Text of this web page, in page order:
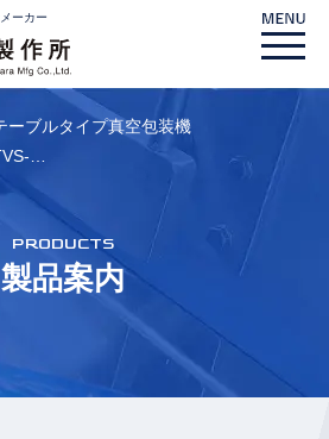
ーカー
ーブルタイプ真空包装機
…
PRODUCTS
製品案内